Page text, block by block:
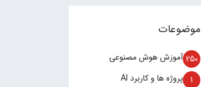
موضوعات
آموزش هوش مصنوعی 250
پروژه ها و کاربرد AI 1